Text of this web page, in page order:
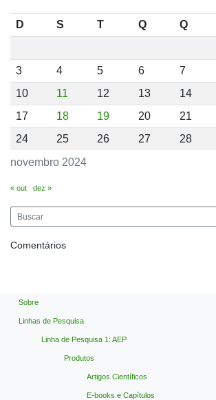
novembro 2024
D S T Q Q
3
4 5 6 7
10
11 12 13 14
17
18 19 20 21
24
25 26 27 28
« out dez »
Comentários
Sobre
Linhas de Pesquisa
Linha de Pesquisa 1: AEP
Produtos
Artigos Científicos
E-books e Capítulos